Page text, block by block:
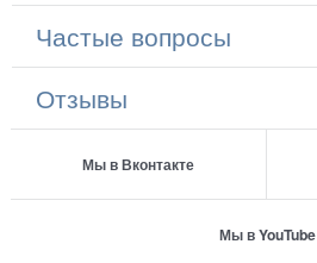
Частые вопросы
Отзывы
Мы в Вконтакте
Мы в YouTube